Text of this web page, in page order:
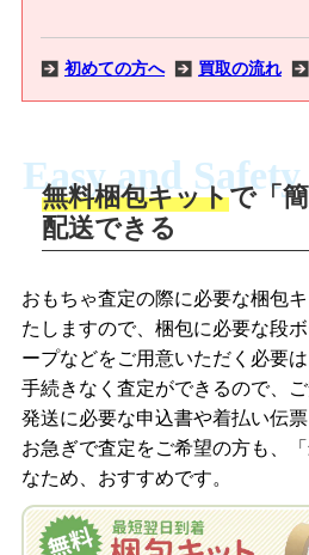
初めての方へ 買取の流れ
商品撮影
商品を撮影し
を送信します
梱包キットをメールで申し込み
査定結果をメ
を申し込みま
でお届けしま
LINEの友だち追加・査定画像を
「ジョニージ
追加し、スマ
撮影したお
梱包キットをLINEで申し込み
査定結果を
申し込みま
お届けします
Easy and Safety
無料梱包キットで「
配送できる
おもちゃ査定の際に必要な梱包
たしますので、梱包に必要な段
ープなどをご用意いただく必要
手続きなく査定ができるので、
発送に必要な申込書や着払い伝
お急ぎで査定をご希望の方も、
なため、おすすめです。